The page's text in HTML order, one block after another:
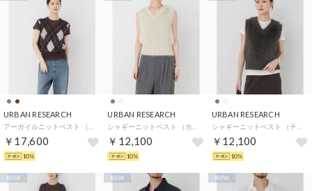
URBAN RESEARCH
￥17,600
10%
URBAN RESEARCH
￥12,100
10%
URBAN RESEARCH
￥12,100
10%
NEW NEW NEW